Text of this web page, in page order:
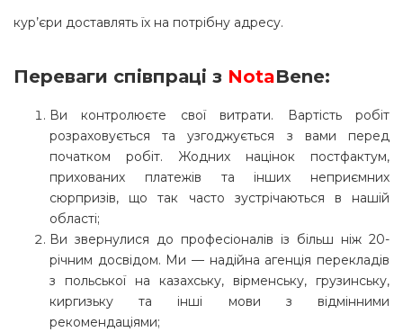
кур’єри доставлять їх на потрібну адресу.
Переваги співпраці з NotaBene:
Ви контролюєте свої витрати. Вартість робіт
розраховується та узгоджується з вами перед
початком робіт. Жодних націнок постфактум,
прихованих платежів та інших неприємних
сюрпризів, що так часто зустрічаються в нашій
області;
Ви звернулися до професіоналів із більш ніж 20-
річним досвідом. Ми — надійна агенція перекладів
з польської на казахську, вірменську, грузинську,
киргизьку та інші мови з відмінними
рекомендаціями;